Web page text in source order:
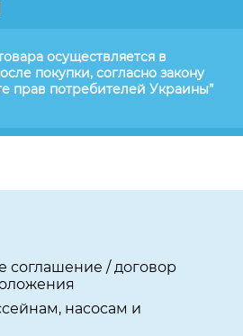
осуществляется в
покупки, согласно закону
прав потребителей Украины”
соглашение / договор
насосам и